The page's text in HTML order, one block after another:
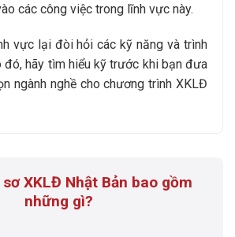
các công việc trong lĩnh vực này.
vực lại đòi hỏi các kỹ năng và trình
đó, hãy tìm hiểu kỹ trước khi bạn đưa
ngành nghề cho chương trình XKLĐ
sơ XKLĐ Nhật Bản bao gồm
những gì?